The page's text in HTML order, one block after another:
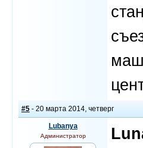
#5 - 20 марта 2014, четверг
Lubanya
Администратор